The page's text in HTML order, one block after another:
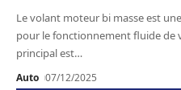
Le volant moteur bi masse est
pour le fonctionnement fluide de
principal est…
Auto 07/12/2025